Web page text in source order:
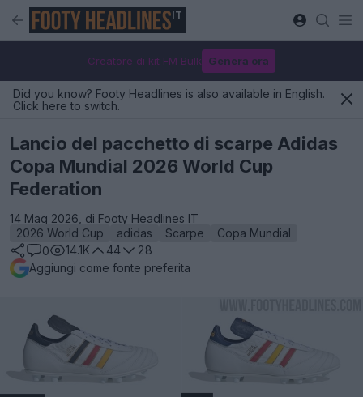
IT
Creatore di kit FM Bulk Genera ora
Did you know? Footy Headlines is also available in English.
Click here to switch.
Lancio del pacchetto di scarpe Adidas
Copa Mundial 2026 World Cup
Federation
14 Mag 2026, di Footy Headlines IT
2026 World Cup
adidas Scarpe
Copa Mundial
0
14.1K 44
28
Aggiungi come fonte preferita